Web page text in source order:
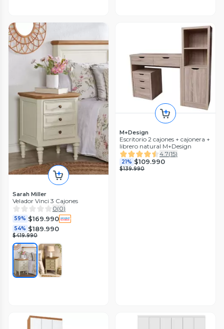
Sarah Miller
Velador Vinci 3 Cajones
0(0)
59% $169.990
54% $189.990
$419.990
M+Design
Escritorio 2 cajones + cajonera +
librero natural M+Design
4.7(15)
21% $109.990
$139.990